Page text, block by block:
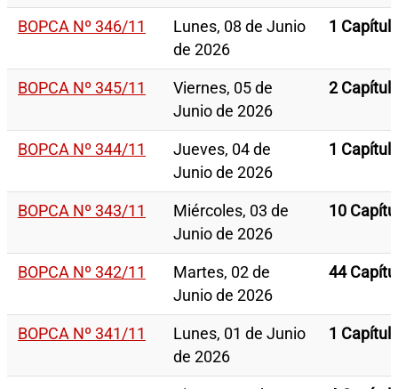
BOPCA Nº 346/11
Lunes, 08 de Junio
de 2026
1
BOPCA Nº 345/11
Viernes, 05 de
Junio de 2026
2
BOPCA Nº 344/11
Jueves, 04 de
Junio de 2026
1
BOPCA Nº 343/11
Miércoles, 03 de
Junio de 2026
10
BOPCA Nº 342/11
Martes, 02 de
Junio de 2026
44
BOPCA Nº 341/11
Lunes, 01 de Junio
de 2026
1